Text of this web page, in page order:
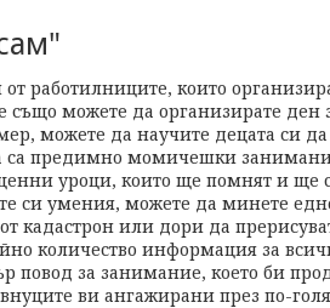
работилниците, които
също можете да организирате ден
можете да научите децата си
са предимно момичешки
уроци, които ще помнят и ще
си умения, можете да минете
кадастрон или дори да
количество информация за
повод за занимание, което би
ви ангажирани през по-